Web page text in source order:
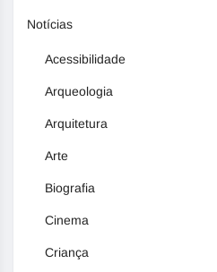
Notícias
Acessibilidade
Arqueologia
Arquitetura
Arte
Biografia
Cinema
Criança